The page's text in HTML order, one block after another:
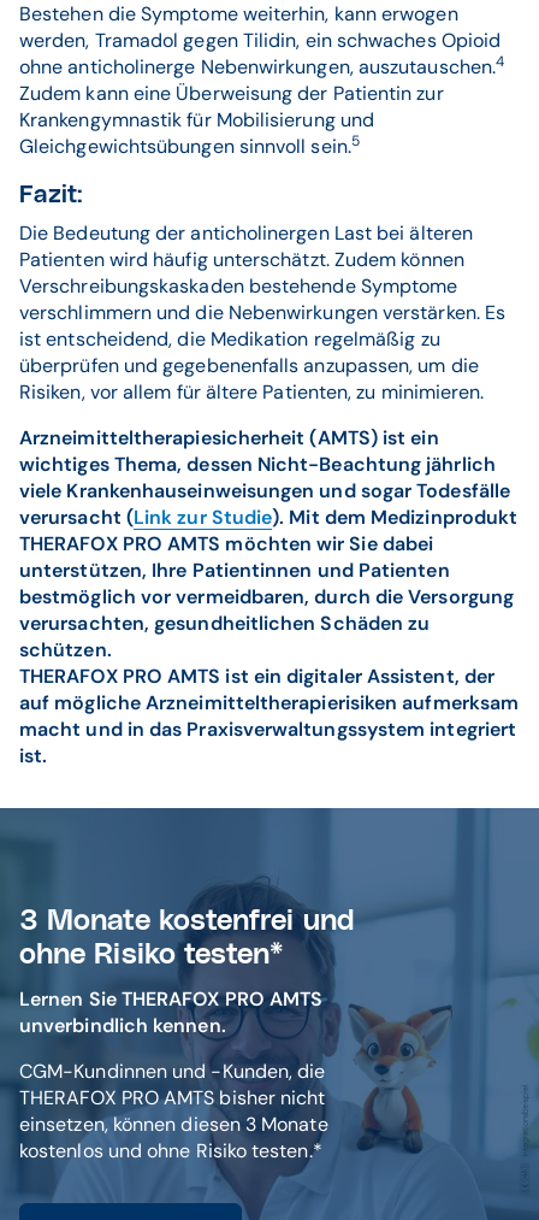
Bestehen die Symptome weiterhin, kann erwogen
werden, Tramadol gegen Tilidin, ein schwaches Opioid
ohne anticholinerge Nebenwirkungen, auszutauschen.4
Zudem kann eine Überweisung der Patientin zur
Krankengymnastik für Mobilisierung und
Gleichgewichtsübungen sinnvoll sein.5
Fazit:
Die Bedeutung der anticholinergen Last bei älteren
Patienten wird häufig unterschätzt. Zudem können
Verschreibungskaskaden bestehende Symptome
verschlimmern und die Nebenwirkungen verstärken. Es
ist entscheidend, die Medikation regelmäßig zu
überprüfen und gegebenenfalls anzupassen, um die
Risiken, vor allem für ältere Patienten, zu minimieren.
Arzneimitteltherapiesicherheit (AMTS) ist ein
wichtiges Thema, dessen Nicht-Beachtung jährlich
viele Krankenhauseinweisungen und sogar Todesfälle
verursacht (Link zur Studie). Mit dem Medizinprodukt
THERAFOX PRO AMTS möchten wir Sie dabei
unterstützen, Ihre Patientinnen und Patienten
bestmöglich vor vermeidbaren, durch die Versorgung
verursachten, gesundheitlichen Schäden zu
schützen.
THERAFOX PRO AMTS ist ein digitaler Assistent, der
auf mögliche Arzneimitteltherapierisiken aufmerksam
macht und in das Praxisverwaltungssystem integriert
ist.
3 Monate kostenfrei und
ohne Risiko testen*
Lernen Sie THERAFOX PRO AMTS
unverbindlich kennen.
CGM-Kundinnen und -Kunden, die
THERAFOX PRO AMTS bisher nicht
einsetzen, können diesen 3 Monate
kostenlos und ohne Risiko testen.*